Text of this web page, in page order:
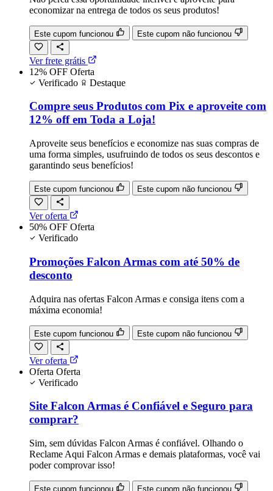
economizar na entrega de todos os seus produtos!
Este cupom funcionou Este cupom não funcionou
Ver frete grátis
12% OFF Oferta
Verificado
Destaque
Compre seus Produtos com Pix e aproveite com
12% off em Toda a Loja!
Aproveite seus benefícios e economize nas suas compras de
uma forma simples, usufruindo de todos os seus descontos e
garantindo seus benefícios!
Este cupom funcionou Este cupom não funcionou
Ver oferta
50% OFF Oferta
Verificado
Promoções Falcon Armas com até 50% de
desconto
Adquira nas ofertas Falcon Armas e consiga itens com a
máxima economia!
Este cupom funcionou Este cupom não funcionou
Ver oferta
Oferta Oferta
Verificado
Site Falcon Armas é Confiável e Seguro para
comprar?
Sim, sem dúvidas Falcon Armas é confiável. Olhando o
Reclame Aqui Falcon Armas e demais plataformas, você vai
poder comprovar isso!
Este cupom funcionou Este cupom não funcionou